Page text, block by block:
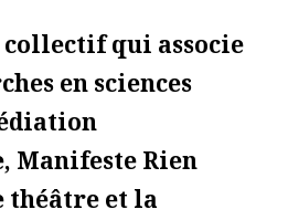
collectif qui associe
en sciences
Manifeste Rien
et la